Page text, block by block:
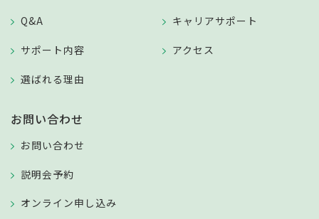
Q&A
サポート内容
選ばれる理由
キャリアサポート
アクセス
お問い合わせ
お問い合わせ
説明会予約
オンライン申し込み